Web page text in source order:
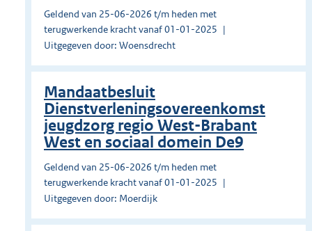
Geldend van 25-06-2026 t/m heden met
terugwerkende kracht vanaf 01-01-2025
Uitgegeven door: Woensdrecht
Mandaatbesluit
Dienstverleningsovereenkomst
jeugdzorg regio West-Brabant
West en sociaal domein De9
Geldend van 25-06-2026 t/m heden met
terugwerkende kracht vanaf 01-01-2025
Uitgegeven door: Moerdijk